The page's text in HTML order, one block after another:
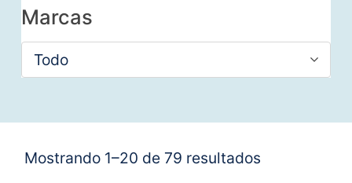
Marcas
Todo
Mostrando 1–20 de 79 resultados